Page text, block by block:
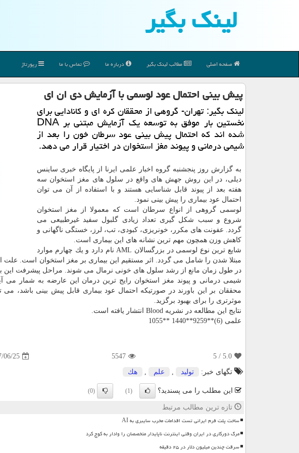
لینك بگیر
صفحه اصلی مطالب لینك بگیر درباره ما تماس با ما رپورتاژ
پیش بینی احتمال عود لوسمی با آزمایش دی ان ای
لینك بگیر: تهران- گروهی از محققان كره ای و كانادایی برای
نخستین بار موفق به توسعه یك آزمایش مبتنی بر DNA
شده اند كه احتمال پیش بینی عود سرطان خون را بعد از
شیمی درمانی و پیوند مغز استخوان در اختیار قرار می دهد.
به گزارش روز پنجشنبه گروه اخبار علمی ایرنا از پایگاه خبری ساینس
دیلی، در این روش جهش های واقع در سلول های مغز استخوان سه
هفته بعد از پیوند قابل شناسایی هستند و با استفاده از آن می توان
احتمال عود بیماری را پیش بینی نمود.
لوسمی گروهی از انواع سرطان است كه معمولا از مغز استخوان
شروع و سبب شكل گیری تعداد زیادی گلبول سفید غیرطبیعی می
گردد. عفونت های مكرر، خونریزی، كبودی، تب، لرز، خستگی ناگهانی و
كاهش وزن همچون مهم ترین نشانه های این بیماری است.
شایع ترین نوع لوسمی در بزرگسالان AML نام دارد و یك چهارم موارد
مبتلا شدن را شامل می گردد. اثر مستقیم این بیماری بر مغز استخوان است. علت
در طول زمان مانع از رشد سلول های خونی نرمال می شوند. مراحل پیشرفت این
شیمی درمانی و پیوند مغز استخوان رایج ترین درمان این عارضه به شمار می
محققان بر این باورند در صورتیكه احتمال عود بیماری قابل پیش بینی باشد،
موثرتری را برای بهبود برگزید.
نتایج این مطالعه در نشریه Blood انتشار یافته است.
علمی (6)**9259**1440 **1055
5.0
/ 5
5547
06/25
تگهای خبر:
تولید علم هك
این مطلب را می پسندید؟ (1)
(0)
تازه ترین مطالب مرتبط
ساخت پلت فرم ایرانی تست اقدامات مخرب سایبری به AI
مرگ دورکاری در ایران وقتی اینترنت ناپایدار متخصصان را وادار به کوچ کرد
سرقت چندین میلیون دلار در ۲۵ دقیقه